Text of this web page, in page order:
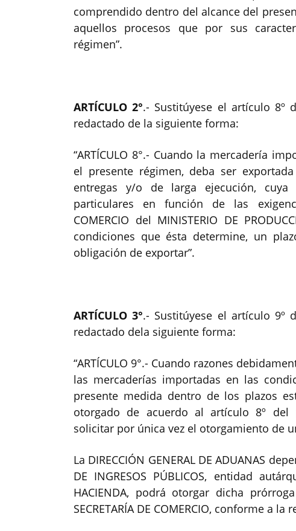
comprendido dentro del alcance del
aquellos procesos que por sus
régimen”.
ARTÍCULO 2°.- Sustitúyese el artículo 8º
redactado de la siguiente forma:
“ARTÍCULO 8°.- Cuando la mercadería
el presente régimen, deba ser
entregas y/o de larga ejecución, cuya
particulares en función de las
COMERCIO del MINISTERIO DE
condiciones que ésta determine, un
obligación de exportar”.
ARTÍCULO 3°.- Sustitúyese el artículo 9º
redactado dela siguiente forma:
“ARTÍCULO 9°.- Cuando razones
las mercaderías importadas en las
presente medida dentro de los plazos
otorgado de acuerdo al artículo 8º del
solicitar por única vez el otorgamiento de
La DIRECCIÓN GENERAL DE ADUANAS
DE INGRESOS PÚBLICOS, entidad
HACIENDA, podrá otorgar dicha
SECRETARÍA DE COMERCIO, conforme a